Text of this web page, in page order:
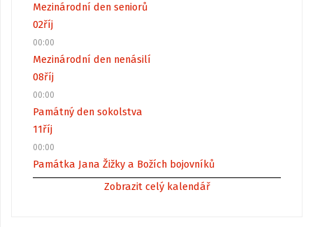
Mezinárodní den seniorů
02říj
00:00
Mezinárodní den nenásilí
08říj
00:00
Památný den sokolstva
11říj
00:00
Památka Jana Žižky a Božích bojovníků
Zobrazit celý kalendář